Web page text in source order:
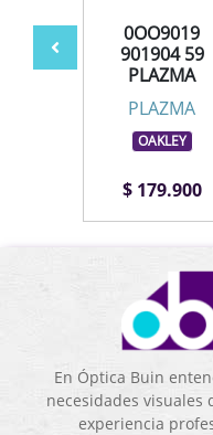
0OO9019
901904 59
PLAZMA
PLAZMA
OAKLEY
$ 179.900
En Óptica Buin
necesidades visuales
experiencia